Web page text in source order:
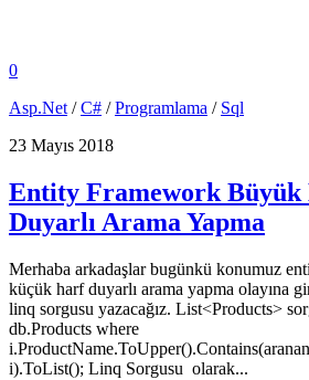
0
Asp.Net /C# /Programlama / Sql
23 Mayıs 2018
Entity Framework
Duyarlı Arama Yapma
Merhaba arkadaşlar bugünkü konumuz
küçük harf duyarlı arama yapma olayına
linq sorgusu yazacağız. List<Products>
db.Products where
i).ToList(); Linq Sorgusu olarak...